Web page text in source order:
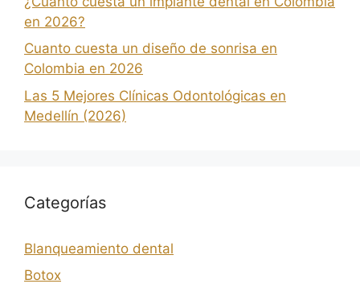
en 2026?
Cuanto cuesta un diseño de sonrisa en
Colombia en 2026
Las 5 Mejores Clínicas Odontológicas en
Medellín (2026)
Categorías
Blanqueamiento dental
Botox